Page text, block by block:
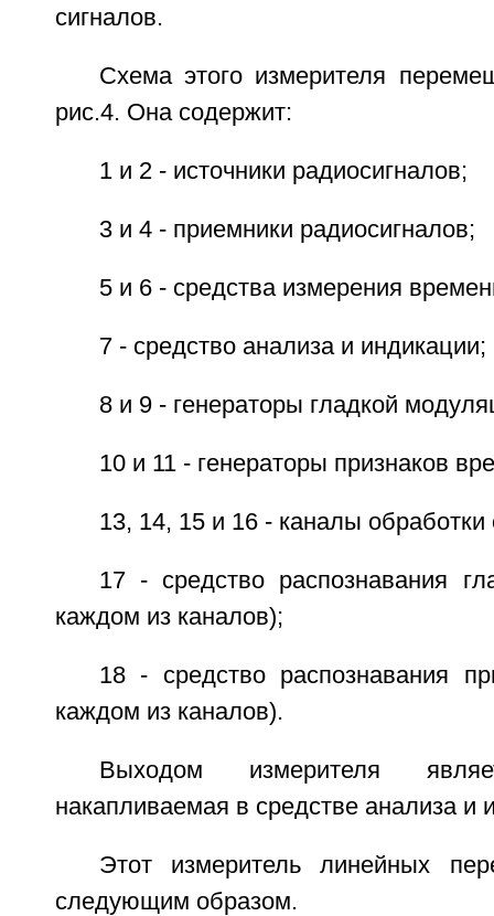
сигналов.
Схема этого измерителя
рис.4. Она содержит:
1 и 2 - источники радиосигналов;
3 и 4 - приемники радиосигналов;
5 и 6 - средства измерения
7 - средство анализа и индикации;
8 и 9 - генераторы гладкой
10 и 11 - генераторы признаков
13, 14, 15 и 16 - каналы обработки
17 - средство распознавания
каждом из каналов);
18 - средство распознавания
каждом из каналов).
Выходом измерителя
накапливаемая в средстве анализа и
Этот измеритель линейных
следующим образом.